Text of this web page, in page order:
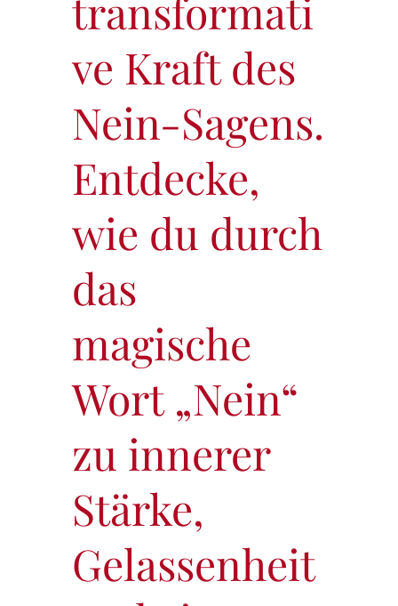
transformati
ve Kraft des
Nein-Sagens.
Entdecke,
wie du durch
das
magische
Wort „Nein“
zu innerer
Stärke,
Gelassenheit